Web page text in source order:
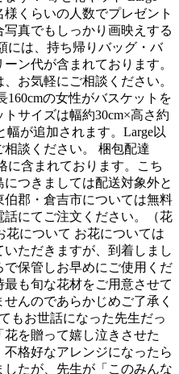
様くらいの人数でプレゼント
真でもしっかり画映えする
は、持ち帰りバッグ・バ
ン代が含まれております。
お気軽にご相談ください。
の女性がバスケットを
サイズは幅約30cm×高さ約
幅が追加されます。Large以
談ください。 梱包配達
に含まれております。こち
つきましては配送対象外と
郡・倉吉市については無料
にてご注文ください。（花
花について お花については
ただきますが、到着しまし
保管しお早めにご使用くだ
も旬な花材をご用意させて
んのであらかじめご了承く
もお世話になった先生だっ
を贈って嬉し泣きさせた
格好なアレンジになったら
たが、先生が「このみんな